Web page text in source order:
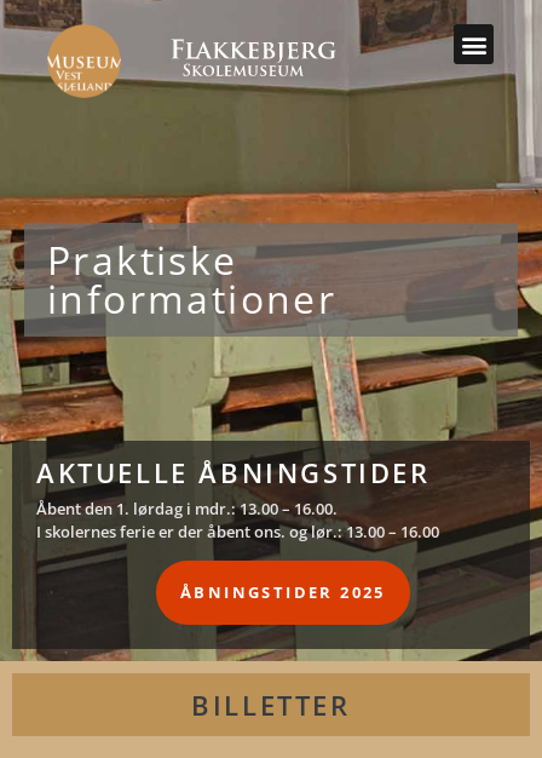
Praktiske
informationer
AKTUELLE ÅBNINGSTIDER
Åbent den 1. lørdag i mdr.: 13.00 – 16.00.
I skolernes ferie er der åbent ons. og lør.: 13.00 – 16.00
ÅBNINGSTIDER 2025
BILLETTER